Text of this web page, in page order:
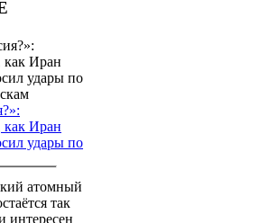
как Иран
удары по